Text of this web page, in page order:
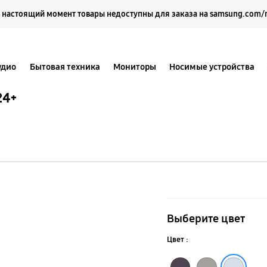
настоящий момент товары недоступны для заказа на samsung.com/
Бытовая техника Мониторы Носимые устройства
Standing
Grip
Выберите цвет
Цвет :